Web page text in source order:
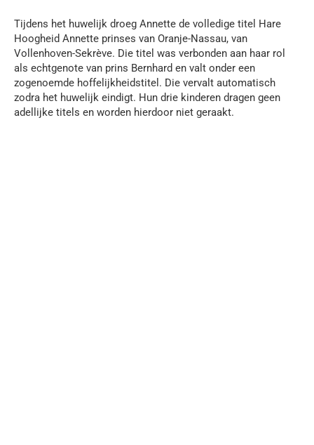
Tijdens het huwelijk droeg Annette de volledige titel Hare
Hoogheid Annette prinses van Oranje-Nassau, van
Vollenhoven-Sekrève. Die titel was verbonden aan haar rol
als echtgenote van prins Bernhard en valt onder een
zogenoemde hoffelijkheidstitel. Die vervalt automatisch
zodra het huwelijk eindigt. Hun drie kinderen dragen geen
adellijke titels en worden hierdoor niet geraakt.